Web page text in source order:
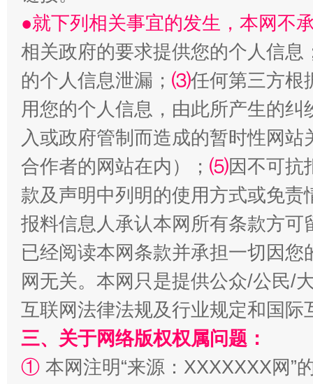
解纷+调解+退费，一次搞定
站台名比不上好声名
●就下列相关事宜的发生，本网不
相关政府的要求提供您的个人信息
的个人信息泄漏； ⑶任何第三方根
用您的个人信息，由此所产生的纠
入或政府管制而造成的暂时性网
合作者的网站在内）； ⑸因不可抗
款及声明中列明的使用方式或免责
报料信息人承认本网所有条款方
已经阅读本网条款并承担一切因
网无关。本网只是提供公众/公民/
互联网法律法规及行业规定和国
三、关于网络版权权属问题：
① 本网注明“来源：XXXXXXX网”